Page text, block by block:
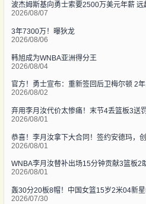
波杰姆斯基向勇士索要2500万美元年薪 远
2026/08/07
3年7300万！曝狄龙
2026/08/06
韩旭成为WNBA亚洲得分王
2026/08/04
官方！勇士宣布：重新签回后卫梅尔顿 2
2026/08/02
弃用李月汝代价太惨痛！末节4丢篮板3送
2026/08/01
2026/08/01
WNBA李月汝替补出场15分钟贡献3篮板2
2026/08/01
轰30分20板8帽！中国女篮15岁2米04新星
2026/07/30